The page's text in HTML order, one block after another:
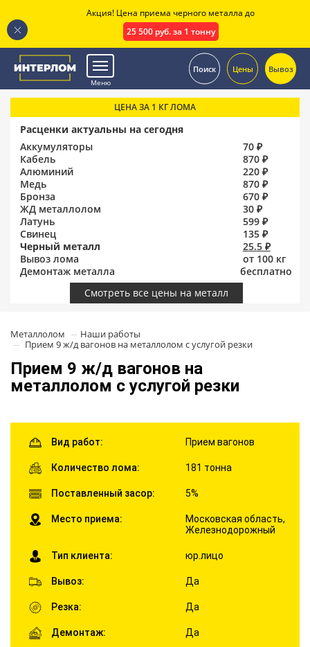
Меню
Поиск Цены Вывоз
ЦЕНА ЗА 1 КГ ЛОМА
Расценки актуальны на сегодня
Аккумуляторы
70 ₽
Кабель
870 ₽
Алюминий
220 ₽
Медь
870 ₽
Бронза
670 ₽
ЖД металлолом
30 ₽
Латунь
599 ₽
Свинец
135 ₽
Черный металл
25.5 ₽
Вывоз лома
от 100 кг
Демонтаж металла
бесплатно
Смотреть все цены на металл
Металлолом
Наши работы
Прием 9 ж/д вагонов на металлолом с услугой резки
Прием 9 ж/д вагонов на
металлолом с услугой резки
Вид работ: Прием вагонов
Количество лома: 181 тонна
Поставленный засор: 5%
Место приема:
Московская область,
Железнодорожный
Тип клиента: юр.лицо
Вывоз: Да
Резка: Да
Демонтаж: Да
Акция! Цена приема черного металла до
25 500 руб. за 1 тонну
.